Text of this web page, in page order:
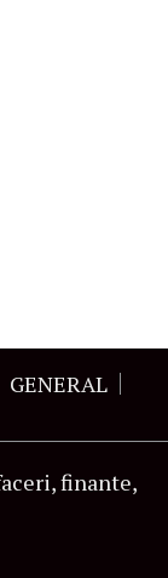
GENERAL
finante,